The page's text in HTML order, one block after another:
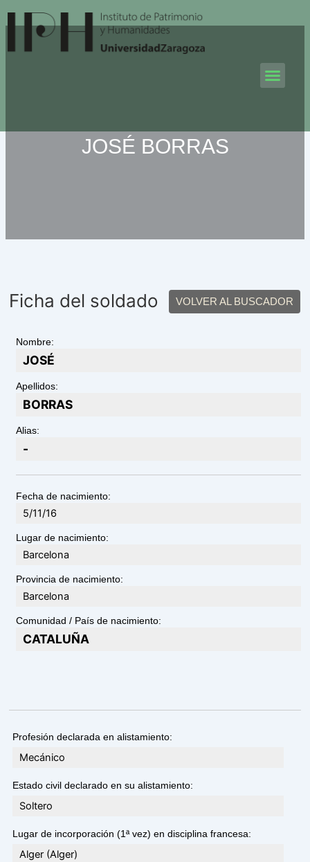
al
contenido
JOSÉ BORRAS
Ficha del soldado VOLVER AL BUSCADOR
Nombre:
JOSÉ
Apellidos:
BORRAS
Alias:
-
Fecha de nacimiento:
5/11/16
Lugar de nacimiento:
Barcelona
Provincia de nacimiento:
Barcelona
Comunidad / País de nacimiento:
CATALUÑA
Profesión declarada en alistamiento:
Mecánico
Estado civil declarado en su alistamiento:
Soltero
Lugar de incorporación (1ª vez) en disciplina francesa:
Alger (Alger)